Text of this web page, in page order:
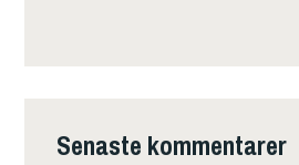
Senaste kommentarer